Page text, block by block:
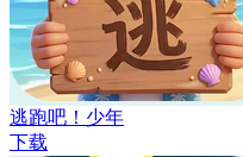
逃跑吧！少年
下载